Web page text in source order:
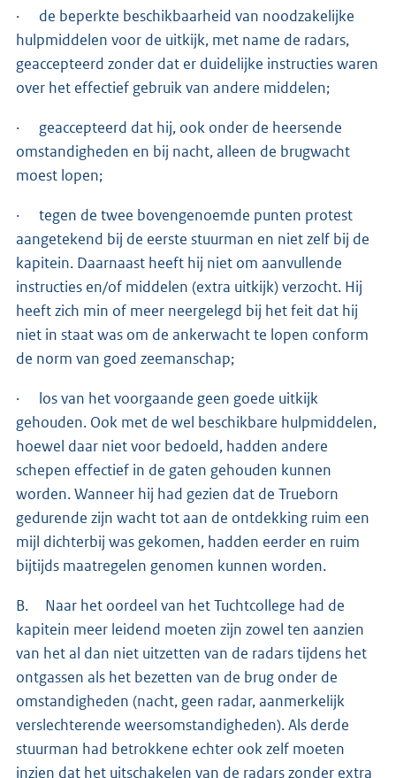
· de beperkte beschikbaarheid van noodzakelijke
hulpmiddelen voor de uitkijk, met name de radars,
geaccepteerd zonder dat er duidelijke instructies waren
over het effectief gebruik van andere middelen;
· geaccepteerd dat hij, ook onder de heersende
omstandigheden en bij nacht, alleen de brugwacht
moest lopen;
· tegen de twee bovengenoemde punten protest
aangetekend bij de eerste stuurman en niet zelf bij de
kapitein. Daarnaast heeft hij niet om aanvullende
instructies en/of middelen (extra uitkijk) verzocht. Hij
heeft zich min of meer neergelegd bij het feit dat hij
niet in staat was om de ankerwacht te lopen conform
de norm van goed zeemanschap;
· los van het voorgaande geen goede uitkijk
gehouden. Ook met de wel beschikbare hulpmiddelen,
hoewel daar niet voor bedoeld, hadden andere
schepen effectief in de gaten gehouden kunnen
worden. Wanneer hij had gezien dat de Trueborn
gedurende zijn wacht tot aan de ontdekking ruim een
mijl dichterbij was gekomen, hadden eerder en ruim
bijtijds maatregelen genomen kunnen worden.
B. Naar het oordeel van het Tuchtcollege had de
kapitein meer leidend moeten zijn zowel ten aanzien
van het al dan niet uitzetten van de radars tijdens het
ontgassen als het bezetten van de brug onder de
omstandigheden (nacht, geen radar, aanmerkelijk
verslechterende weersomstandigheden). Als derde
stuurman had betrokkene echter ook zelf moeten
inzien dat het uitschakelen van de radars zonder extra